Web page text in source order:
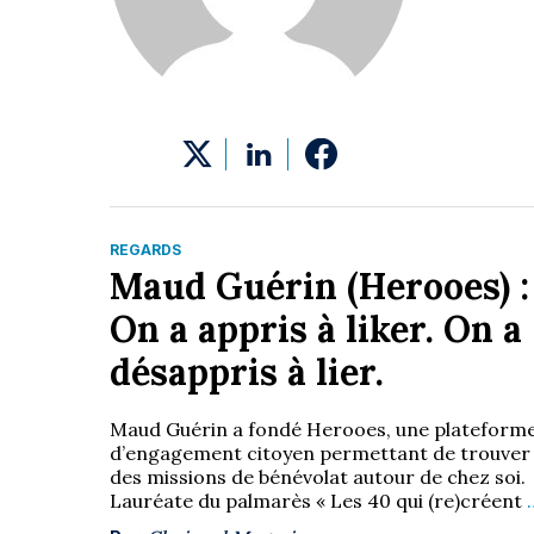
REGARDS
Maud Guérin (Herooes) :
On a appris à liker. On a
désappris à lier.
Maud Guérin a fondé Herooes, une
d’engagement citoyen permettant de trouver
des missions de bénévolat autour de chez soi.
Lauréate du palmarès « Les 40 qui (re)créent